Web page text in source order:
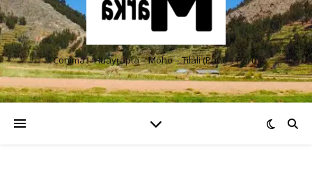
Conima – Huayrapta – Moho – Tilali (Puno – Perú)